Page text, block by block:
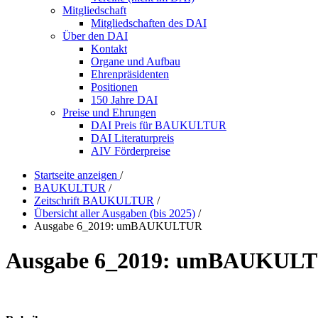
Mitgliedschaft
Mitgliedschaften des DAI
Über den DAI
Kontakt
Organe und Aufbau
Ehrenpräsidenten
Positionen
150 Jahre DAI
Preise und Ehrungen
DAI Preis für BAUKULTUR
DAI Literaturpreis
AIV Förderpreise
Startseite anzeigen /
BAUKULTUR /
Zeitschrift BAUKULTUR /
Übersicht aller Ausgaben (bis 2025) /
Ausgabe 6_2019: umBAUKULTUR
Ausgabe 6_2019: